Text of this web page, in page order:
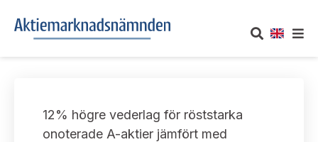
Om oss
UTTALANDEN
12% högre vederlag för röststarka
onoterade A-aktier jämfört med